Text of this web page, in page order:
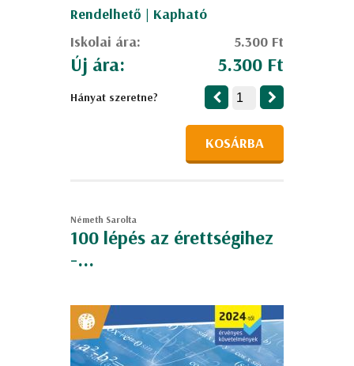
Rendelhető | Kapható
Iskolai ára:
5.300 Ft
Új ára: 5.300 Ft
Hányat szeretne?
KOSÁRBA
Németh Sarolta
100 lépés az érettségihez
-...